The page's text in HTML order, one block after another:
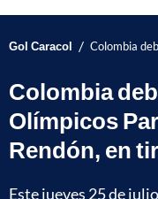
Gol Caracol / Colombia
Colombia
Olímpicos
Rendón, en
Este jueves 25 de